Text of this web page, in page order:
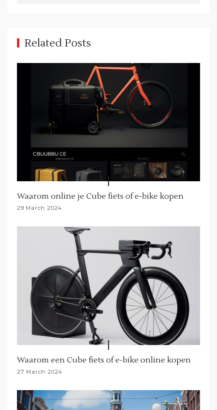
t
i
Related Posts
Waarom online je Cube fiets of e-bike kopen
29 March 2024
Waarom een Cube fiets of e-bike online kopen
27 March 2024